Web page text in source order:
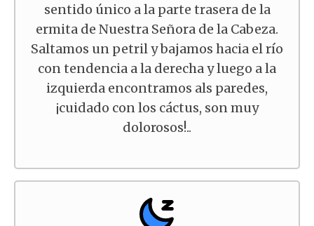
sentido único a la parte trasera de la
ermita de Nuestra Señora de la Cabeza.
Saltamos un petril y bajamos hacia el río
con tendencia a la derecha y luego a la
izquierda encontramos als paredes,
¡cuidado con los cáctus, son muy
dolorosos!..